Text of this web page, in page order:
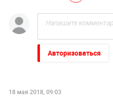
Авторизоваться
18 мая 2018, 09:03